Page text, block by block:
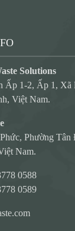
Solutions
Ấp 1-2, Ấp 1, Xã
Việt Nam.
Phường
Nam.
0588
0589